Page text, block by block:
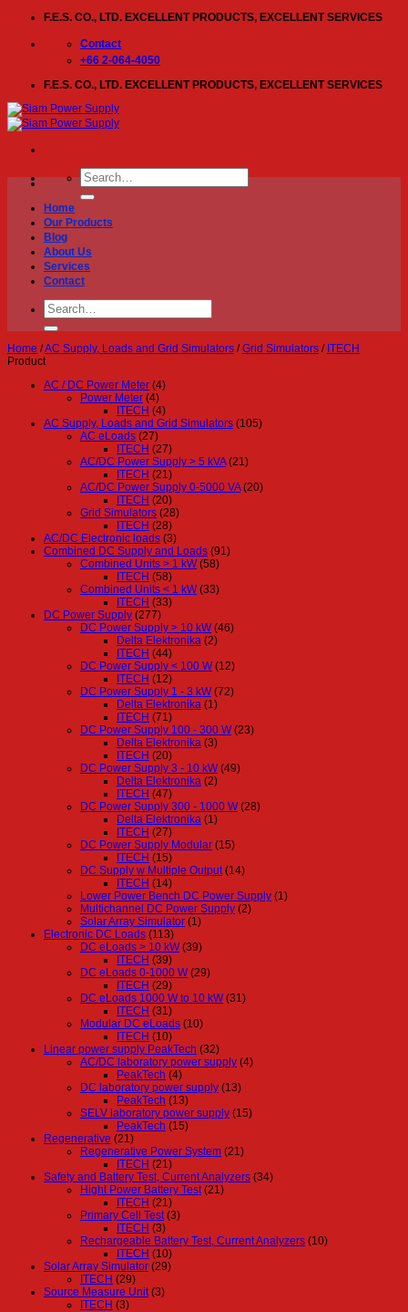
content
F.E.S. CO., LTD. EXCELLENT PRODUCTS, EXCELLENT SERVICES
Contact
+66 2-064-4050
F.E.S. CO., LTD. EXCELLENT PRODUCTS, EXCELLENT SERVICES
Search
for:
Home
Our Products
Blog
About Us
Services
Contact
Search
for:
Home /AC Supply, Loads and Grid Simulators / Grid Simulators / ITECH
Product
AC / DC Power Meter (4)
Power Meter (4)
ITECH (4)
AC Supply, Loads and Grid Simulators (105)
AC eLoads (27)
ITECH (27)
AC/DC Power Supply > 5 kVA (21)
ITECH (21)
AC/DC Power Supply 0-5000 VA (20)
ITECH (20)
Grid Simulators (28)
ITECH (28)
AC/DC Electronic loads (3)
Combined DC Supply and Loads (91)
Combined Units > 1 kW (58)
ITECH (58)
Combined Units < 1 kW (33)
ITECH (33)
DC Power Supply (277)
DC Power Supply > 10 kW (46)
Delta Elektronika (2)
ITECH (44)
DC Power Supply < 100 W (12)
ITECH (12)
DC Power Supply 1 - 3 kW (72)
Delta Elektronika (1)
ITECH (71)
DC Power Supply 100 - 300 W (23)
Delta Elektronika (3)
ITECH (20)
DC Power Supply 3 - 10 kW (49)
Delta Elektronika (2)
ITECH (47)
DC Power Supply 300 - 1000 W (28)
Delta Elektronika (1)
ITECH (27)
DC Power Supply Modular (15)
ITECH (15)
DC Supply w Multiple Output (14)
ITECH (14)
Lower Power Bench DC Power Supply (1)
Multichannel DC Power Supply (2)
Solar Array Simulator (1)
Electronic DC Loads (113)
DC eLoads > 10 kW (39)
ITECH (39)
DC eLoads 0-1000 W (29)
ITECH (29)
DC eLoads 1000 W to 10 kW (31)
ITECH (31)
Modular DC eLoads (10)
ITECH (10)
Linear power supply PeakTech (32)
AC/DC laboratory power supply (4)
PeakTech (4)
DC laboratory power supply (13)
PeakTech (13)
SELV laboratory power supply (15)
PeakTech (15)
Regenerative (21)
Regenerative Power System (21)
ITECH (21)
Safety and Battery Test, Current Analyzers (34)
Hight Power Battery Test (21)
ITECH (21)
Primary Cell Test (3)
ITECH (3)
Rechargeable Battery Test, Current Analyzers (10)
ITECH (10)
Solar Array Simulator (29)
ITECH (29)
Source Measure Unit (3)
ITECH (3)